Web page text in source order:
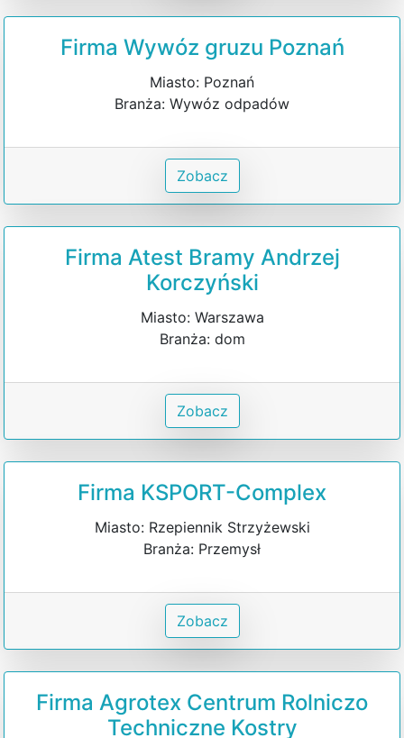
Firma Wywóz gruzu Poznań
Miasto: Poznań
Branża: Wywóz odpadów
Zobacz
Firma Atest Bramy Andrzej
Korczyński
Miasto: Warszawa
Branża: dom
Zobacz
Firma KSPORT-Complex
Miasto: Rzepiennik Strzyżewski
Branża: Przemysł
Zobacz
Firma Agrotex Centrum Rolniczo
Techniczne Kostry